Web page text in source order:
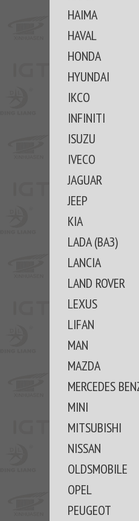
HAIMA
HAVAL
HONDA
HYUNDAI
IKCO
INFINITI
ISUZU
IVECO
JAGUAR
JEEP
KIA
LADA (ВАЗ)
LANCIA
LAND ROVER
LEXUS
LIFAN
MAN
MAZDA
MERCEDES
MINI
MITSUBISHI
NISSAN
OLDSMOBILE
OPEL
PEUGEOT